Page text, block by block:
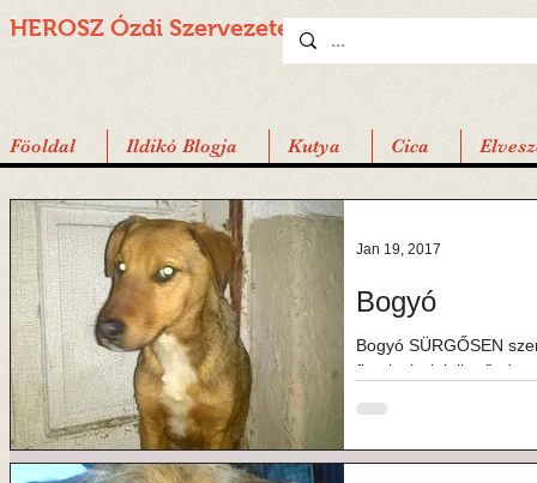
HEROSZ Ózdi Szervezete
Föoldal Ildikó Blogja Kutya Cica
Bogyó
Bogyó SÜRGŐSEN
fiatal, vizslajellegű, de
Jan 19, 2017